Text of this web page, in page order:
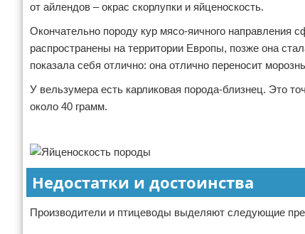
от айлендов – окрас скорлупки и яйценоскость.
Окончательно породу кур мясо-яичного направления
распространены на территории Европы, позже она
показала себя отлично: она отлично переносит
У вельзумера есть карликовая порода-близнец. Это
около 40 грамм.
Недостатки и достоинства
Производители и птицеводы выделяют следующие